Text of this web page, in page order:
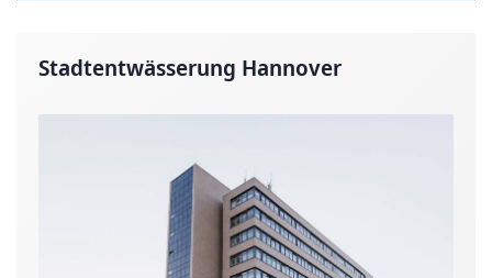
Stadtentwässerung Hannover